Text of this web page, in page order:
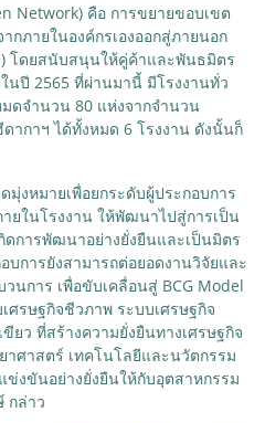
Network) คือ การขยายขอบเขต
กภายในองค์กรเองออกสู่ภายนอก
โดยสนับสนุนให้คู่ค้าและพันธมิตร
นปี 2565 ที่ผ่านมานี้ มีโรงงานทั่ว
ดจำนวน 80 แห่งจากจำนวน
ากาฯ ได้ทั้งหมด 6 โรงงาน ดังนั้นก็
มุ่งหมายเพื่อยกระดับผู้ประกอบการ
ยในโรงงาน ให้พัฒนาไปสู่การเป็น
ดการพัฒนาอย่างยั่งยืนและเป็นมิตร
การยังสามารถต่อยอดงานวิจัยและ
การ เพื่อขับเคลื่อนสู่ BCG Model
ศรษฐกิจชีวภาพ ระบบเศรษฐกิจ
ยว ที่สร้างความยั่งยืนทางเศรษฐกิจ
ศาสตร์ เทคโนโลยีและนวัตกรรม
งขันอย่างยั่งยืนให้กับอุตสาหกรรม
กล่าว